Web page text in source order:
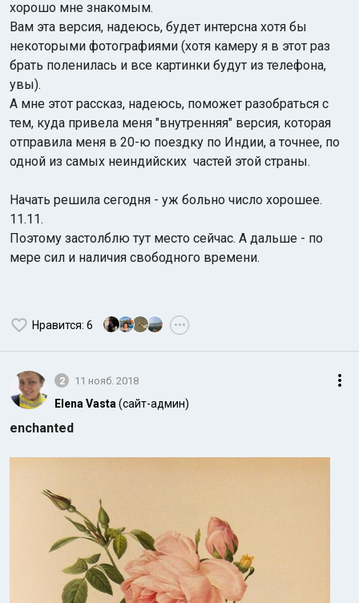
хорошо мне знакомым.
Вам эта версия, надеюсь, будет интерсна хотя бы
некоторыми фотографиями (хотя камеру я в этот раз
брать поленилась и все картинки будут из телефона,
увы).
А мне этот рассказ, надеюсь, поможет разобраться с
тем, куда привела меня "внутренняя" версия, которая
отправила меня в 20-ю поездку по Индии, а точнее, по
одной из самых неиндийских частей этой страны.
Начать решила сегодня - уж больно число хорошее.
11.11.
Поэтому застолблю тут место сейчас. А дальше - по
мере сил и наличия свободного времени.
Нравится: 6 •••
2 11 нояб. 2018
Elena Vasta (сайт-админ)
enchanted